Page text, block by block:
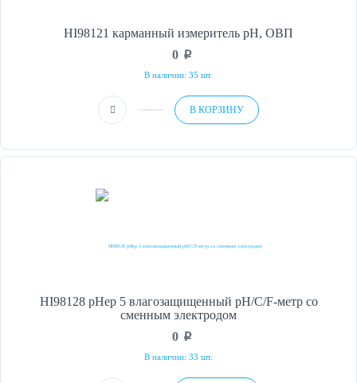
HI98121 карманный измеритель рН, ОВП
0 p
В наличии: 35 шт.
В КОРЗИНУ
HI98128 pHep 5 влагозащищенный рН/С/F-метр со
сменным электродом
0 p
В наличии: 33 шт.